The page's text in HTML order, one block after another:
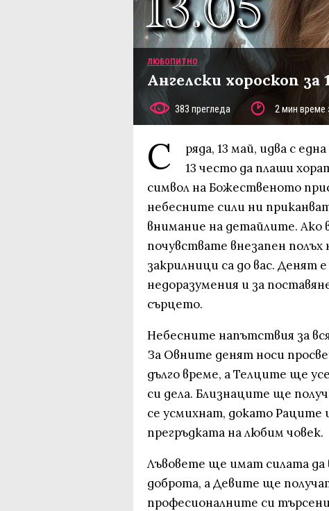
ЛЮБОПИТНО
Ангелски хороскоп за
383 прегледа 2 мин време
С
ряда, 13 май, идва с
13 често да плаши
символ на Божественото
небесните сили ни
внимание на детайлите. Ако
почувствате внезапен
закрилници са до вас. Денят
недоразумения и за
сърцето.
Небесните напътствия за
За Овните денят носи
дълго време, а Телците ще
си дела. Близнаците ще
се усмихнат, докато Раците
прегръдката на любим човек.
Лъвовете ще имат силата да
доброта, а Девите ще
професионалните си